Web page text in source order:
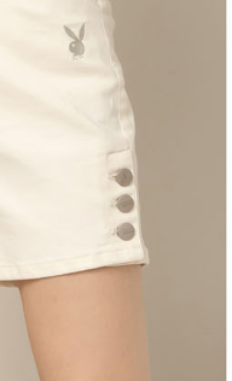
先享後付」服務完成之交
並將交易相關給付款項請求債
監護人之同意方可使用
之損失，本公司不負相關責
帳號之用戶狀況，依本公司即
之情形，本公司將視審查結果
冊。若發現惡意使用之情形，
用額度並採取法律行動。